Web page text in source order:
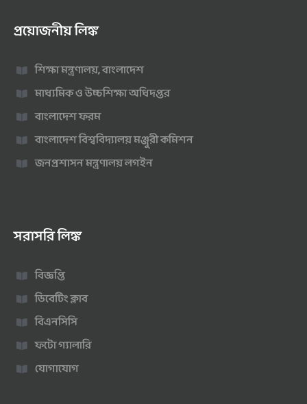
প্রয়োজনীয় লিঙ্ক
শিক্ষা মন্ত্রণালয়, বাংলাদেশ
মাধ্যমিক ও উচ্চশিক্ষা অধিদপ্তর
বাংলাদেশ ফরম
বাংলাদেশ বিশ্ববিদ্যালয় মঞ্জুরী কমিশন
জনপ্রশাসন মন্ত্রণালয় লগইন
সরাসরি লিঙ্ক
বিজ্ঞপ্তি
ডিবেটিং ক্লাব
বিএনসিসি
ফটো গ্যালারি
যোগাযোগ